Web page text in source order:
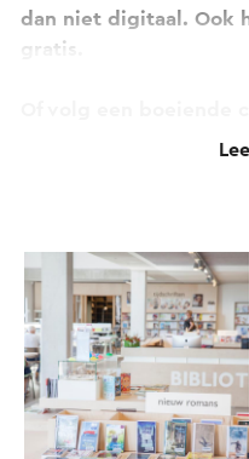
dan niet digitaal. Ook
gratis.
Of volg een boeiende
Domijnen heeft ook